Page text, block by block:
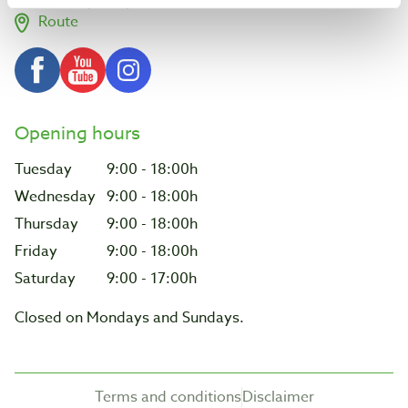
Route
Opening hours
Tuesday
9:00 - 18:00h
Wednesday 9:00 - 18:00h
Thursday
9:00 - 18:00h
Friday
9:00 - 18:00h
Saturday
9:00 - 17:00h
Closed on Mondays and Sundays.
Terms and conditionsDisclaimer